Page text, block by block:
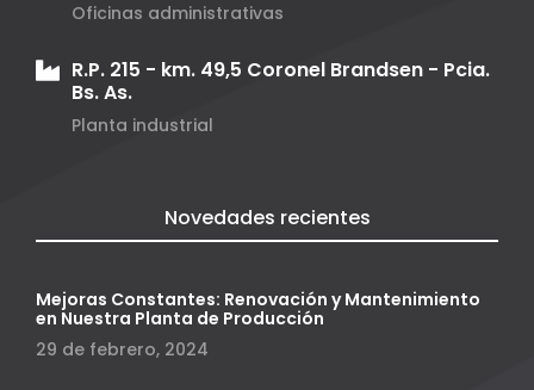
Oficinas administrativas
R.P. 215 - km. 49,5 Coronel Brandsen - Pcia.
Bs. As.
Planta industrial
Novedades recientes
Mejoras Constantes: Renovación y Mantenimiento
en Nuestra Planta de Producción
29 de febrero, 2024